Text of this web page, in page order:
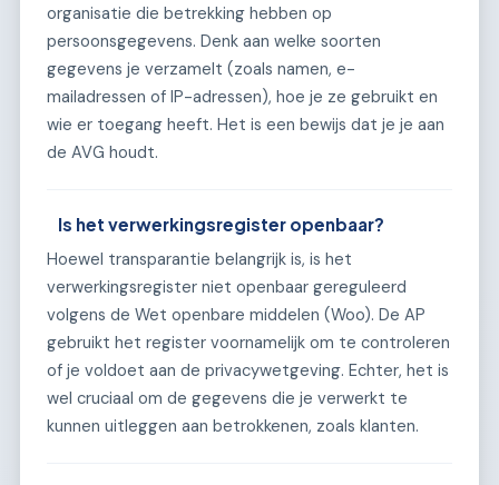
organisatie die betrekking hebben op
persoonsgegevens. Denk aan welke soorten
gegevens je verzamelt (zoals namen, e-
mailadressen of IP-adressen), hoe je ze gebruikt en
wie er toegang heeft. Het is een bewijs dat je je aan
de AVG houdt.
Is het verwerkingsregister openbaar?
Hoewel transparantie belangrijk is, is het
verwerkingsregister niet openbaar gereguleerd
volgens de Wet openbare middelen (Woo). De AP
gebruikt het register voornamelijk om te controleren
of je voldoet aan de privacywetgeving. Echter, het is
wel cruciaal om de gegevens die je verwerkt te
kunnen uitleggen aan betrokkenen, zoals klanten.